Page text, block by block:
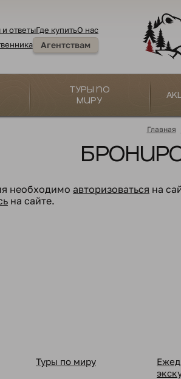
ответыГде купитьО нас
Агентствам
Туры по
миру
Главная
необходимо авторизоваться на
на сайте.
Туры по миру